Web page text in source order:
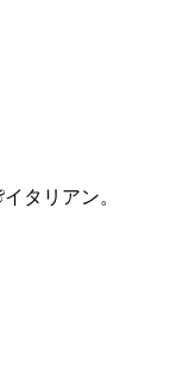
タリアン。